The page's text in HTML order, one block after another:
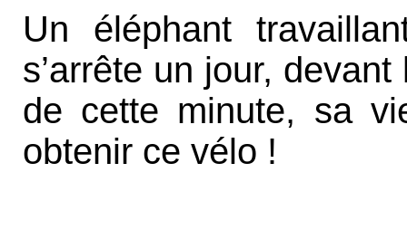
Un éléphant
s’arrête un jour,
de cette minute, sa
obtenir ce vélo !